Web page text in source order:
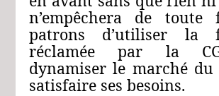
n’empêchera de toute
patrons d’utiliser la
réclamée par la
dynamiser le marché
satisfaire ses besoins.